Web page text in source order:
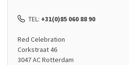
TEL: +31(0)85 060 88 90
Red Celebration
Corkstraat 46
3047 AC Rotterdam